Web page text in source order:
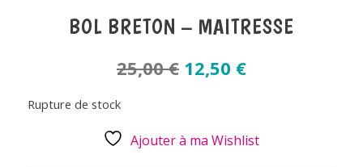
500gBOL BRETON – MAITRESSE
25,00€ Le
prix
12,50 €Le
prix
Rupture de stock
Ajouter à ma Wishlist